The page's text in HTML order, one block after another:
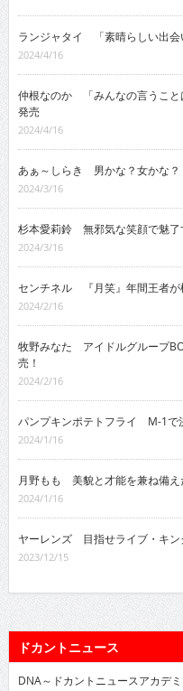
ランジャタイ 「素晴らしい出会
2024/4/16
仲根なのか 「みんなの言うこと
発売
2024/4/16
あぁ～しらき 男かな？女かな？
2024/3/16
杉本愛莉鈴 無邪気な笑顔で魅了
2024/3/16
センチネル 『月笑』年間王者が
2024/2/16
牧野みなた アイドルグループ
売！
2024/2/16
パンプキンポテトフライ M-1で
2024/1/16
月野もも 美貌と才能を兼ね備え
2024/1/16
ヤーレンズ 目指せライブ・キン
2023/12/15
ドカントニュース
DNA～ドカントニュースアカデ